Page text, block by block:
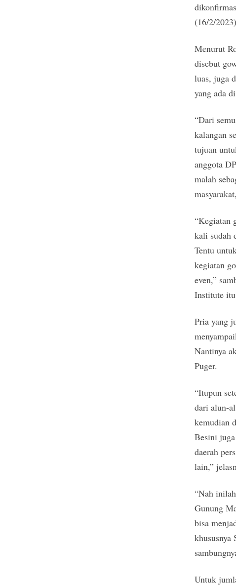
(16/2/
Menurut
disebut
luas, juga
yang ada
“Dari
kalangan
tujuan
anggota
malah
“Kegiatan
kali sudah
Tentu
kegiatan
even,”
Institute
Pria yang
Nantinya
Puger.
“Itupun
dari alun-
kemudian
Besini
daerah
lain,”
“Nah
Gunung
bisa
khususnya
Untuk